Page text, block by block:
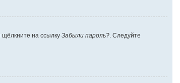
щёлкните на ссылкуЗабыли пароль? . Следуйте